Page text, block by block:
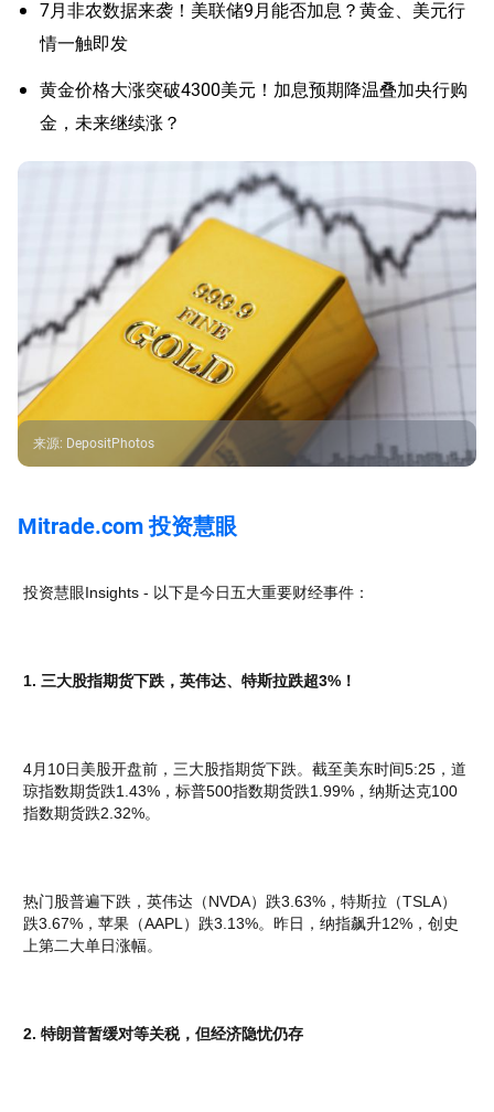
7月非农数据来袭！美联储9月能否加息？黄金、美元行
情一触即发
黄金价格大涨突破4300美元！加息预期降温叠加央行购
金，未来继续涨？
来源: DepositPhotos
Mitrade.com 投资慧眼
投资慧眼Insights - 以下是今日五大重要财经事件：
1. 三大股指期货下跌，英伟达、特斯拉跌超3%！
4月10日美股开盘前，三大股指期货下跌。截至美东时间5:25，道
琼指数期货跌1.43%，标普500指数期货跌1.99%，纳斯达克100
指数期货跌2.32%。
热门股普遍下跌，英伟达（NVDA）跌3.63%，特斯拉（TSLA）
跌3.67%，苹果（AAPL）跌3.13%。昨日，纳指飙升12%，创史
上第二大单日涨幅。
2. 特朗普暂缓对等关税，但经济隐忧仍存